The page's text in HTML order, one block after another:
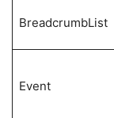
BreadcrumbList
Event